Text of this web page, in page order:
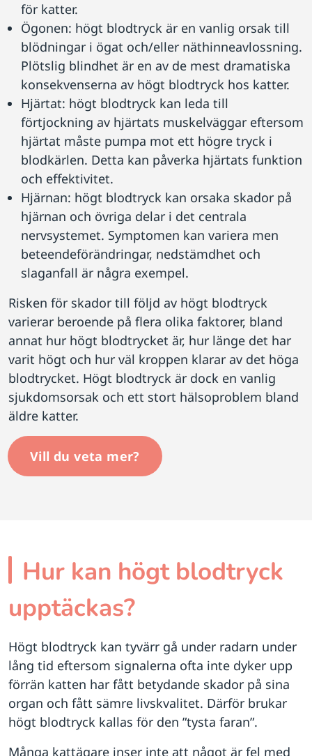
för katter.
Ögonen: högt blodtryck är en vanlig orsak till
blödningar i ögat och/eller näthinneavlossning.
Plötslig blindhet är en av de mest dramatiska
konsekvenserna av högt blodtryck hos katter.
Hjärtat: högt blodtryck kan leda till
förtjockning av hjärtats muskelväggar eftersom
hjärtat måste pumpa mot ett högre tryck i
blodkärlen. Detta kan påverka hjärtats funktion
och effektivitet.
Hjärnan: högt blodtryck kan orsaka skador på
hjärnan och övriga delar i det centrala
nervsystemet. Symptomen kan variera men
beteendeförändringar, nedstämdhet och
slaganfall är några exempel.
Risken för skador till följd av högt blodtryck
varierar beroende på flera olika faktorer, bland
annat hur högt blodtrycket är, hur länge det har
varit högt och hur väl kroppen klarar av det höga
blodtrycket. Högt blodtryck är dock en vanlig
sjukdomsorsak och ett stort hälsoproblem bland
äldre katter.
Vill du veta mer?
Hur kan högt blodtryck
upptäckas?
Högt blodtryck kan tyvärr gå under radarn under
lång tid eftersom signalerna ofta inte dyker upp
förrän katten har fått betydande skador på sina
organ och fått sämre livskvalitet. Därför brukar
högt blodtryck kallas för den ”tysta faran”.
Många kattägare inser inte att något är fel med